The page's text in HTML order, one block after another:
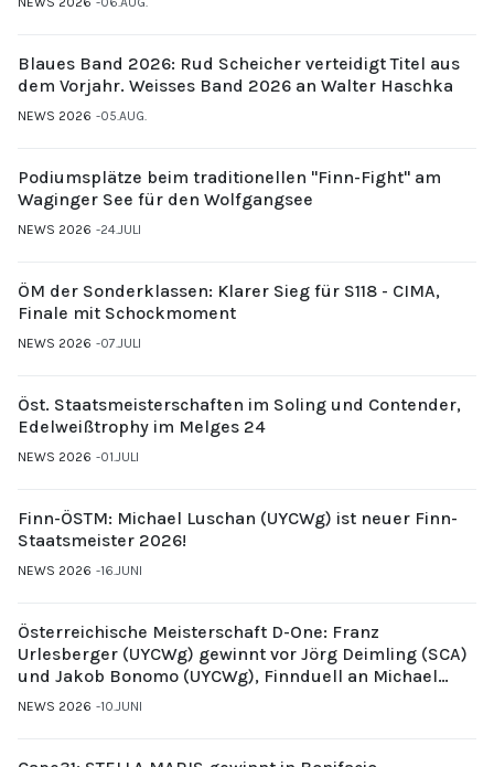
Blaues Band 2026: Rud Scheicher verteidigt Titel aus
dem Vorjahr. Weisses Band 2026 an Walter Haschka
NEWS 2026 05.AUG.
Podiumsplätze beim traditionellen "Finn-Fight" am
Waginger See für den Wolfgangsee
NEWS 2026 24.JULI
ÖM der Sonderklassen: Klarer Sieg für S118 - CIMA,
Finale mit Schockmoment
NEWS 2026 07.JULI
Öst. Staatsmeisterschaften im Soling und Contender,
Edelweißtrophy im Melges 24
NEWS 2026 01.JULI
Finn-ÖSTM: Michael Luschan (UYCWg) ist neuer Finn-
Staatsmeister 2026!
NEWS 2026 16.JUNI
Österreichische Meisterschaft D-One: Franz
Urlesberger (UYCWg) gewinnt vor Jörg Deimling (SCA)
und Jakob Bonomo (UYCWg), Finnduell an Michael
Gubi (UYCMo)
NEWS 2026 10.JUNI